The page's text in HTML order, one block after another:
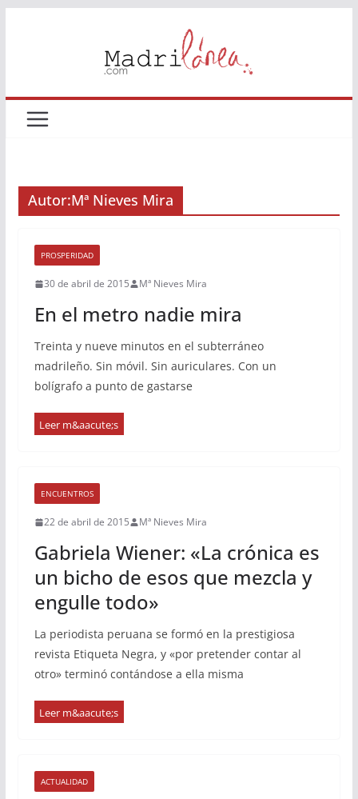
Autor:Mª Nieves Mira
PROSPERIDAD
30 de abril de 2015 Mª Nieves Mira
En el metro nadie mira
Treinta y nueve minutos en el subterráneo
madrileño. Sin móvil. Sin auriculares. Con un
bolígrafo a punto de gastarse
ENCUENTROS
22 de abril de 2015 Mª Nieves Mira
Gabriela Wiener: «La crónica es
un bicho de esos que mezcla y
engulle todo»
La periodista peruana se formó en la prestigiosa
revista Etiqueta Negra, y «por pretender contar al
otro» terminó contándose a ella misma
ACTUALIDAD